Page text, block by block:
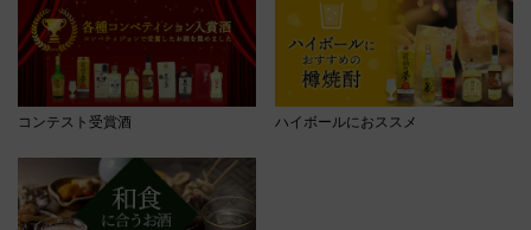
コンテスト受賞酒 ハイボールにおススメ